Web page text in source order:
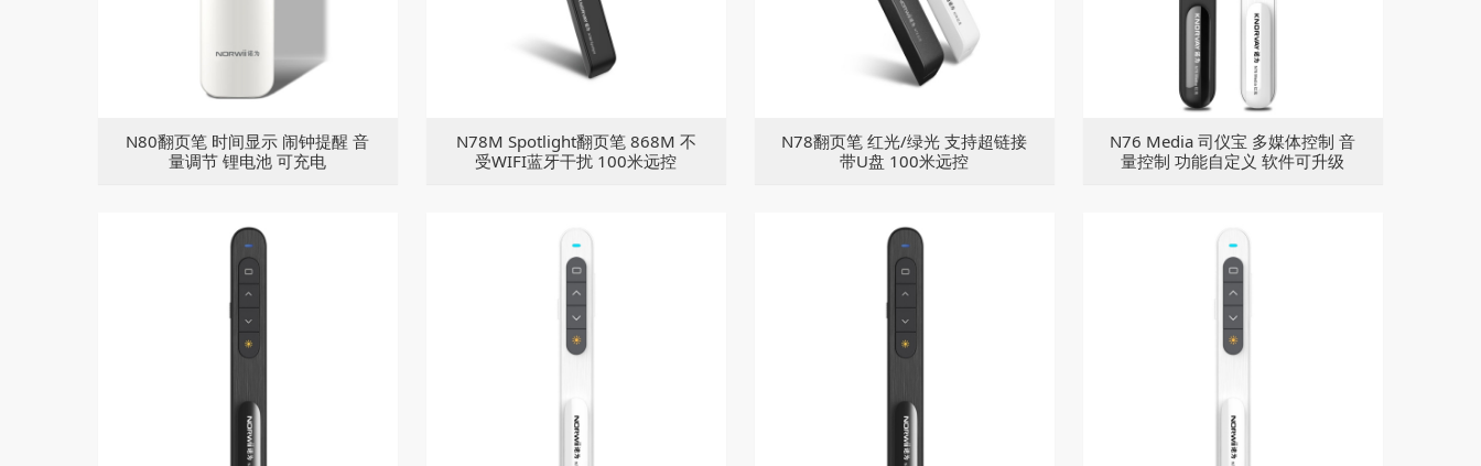
N80翻页笔 时间显示 闹钟提醒 音
量调节 锂电池 可充电
N78M Spotlight翻页笔 868M 不
受WIFI蓝牙干扰 100米远控
N78翻页笔 红光/绿光 支持超链接
带U盘 100米远控
N76 Media 司仪宝 多媒体控制 音
量控制 功能自定义 软件可升级